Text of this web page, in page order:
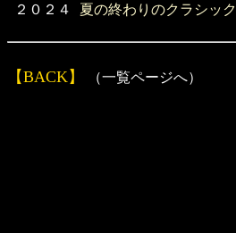
２０２４ 夏の終わりのクラシック
【BACK】 （一覧ページへ）